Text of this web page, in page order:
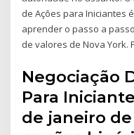
de Ações para Iniciantes
aprender o passo a
de valores de Nova York.
Negociação
Para
de janeiro de